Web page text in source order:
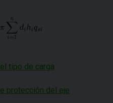
tipo de carga
protección del eje